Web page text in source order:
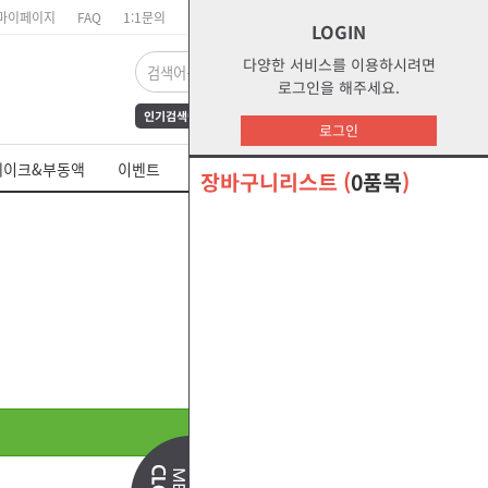
LOGIN
다양한 서비스를 이용하시려면
로그인을 해주세요.
로그인
장바구니리스트 (0품목)
이페이지 FAQ 1:1문의 장바구니
인기검색어 FrAmE30 12
s1
water
부동액
glycol
s2g
오말라s2g
크&부동액 이벤트 쉘 제품 MSDS